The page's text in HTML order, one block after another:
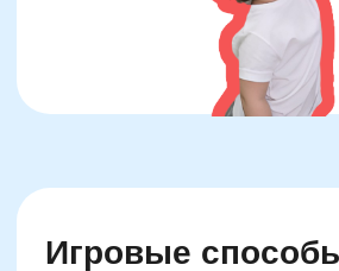
Упражнения для
закрепления: четные и
нечетные в повседневной
жизни
связано с окружающим их миром. Один из
четности в привычные ситуации. Например,
во время прогулки предложите сосчитать